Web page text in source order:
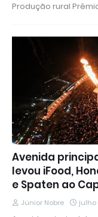
Produção rural
Avenida
levou iFood,
e Spaten ao
Júnior Nobre julho